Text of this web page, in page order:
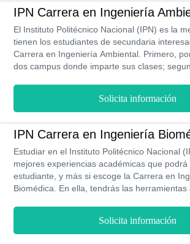
dictado en 2 de sus sedes Zacatenco-ESIME
Zinacantepec-UPIEM.
IPN Carrera en Ingeniería
El Instituto Politécnico Nacional (IPN) es la
tienen los estudiantes de secundaria
Carrera en Ingeniería Ambiental. Primero,
dos campus donde imparte sus clases;
$30,000 MXN; tercero, el plan de estudio y
lo conforman son de los mejores programas
Latinoamérica. Por último, como ingeniero
ingresando un sueldo mensual aproximado
Anímate a estudiar esta carrera en la
durante 4 años de estudio.
Solicita información
IPN Carrera en Ingeniería
Estudiar en el Instituto Politécnico Nacional
mejores experiencias académicas que podrá
estudiante, y más si escoge la Carrera en
Biomédica. En ella, tendrás las herramientas
$11,350 MXN por la carrera completa. Su
elaborado bajo los más adecuados
Solicita información